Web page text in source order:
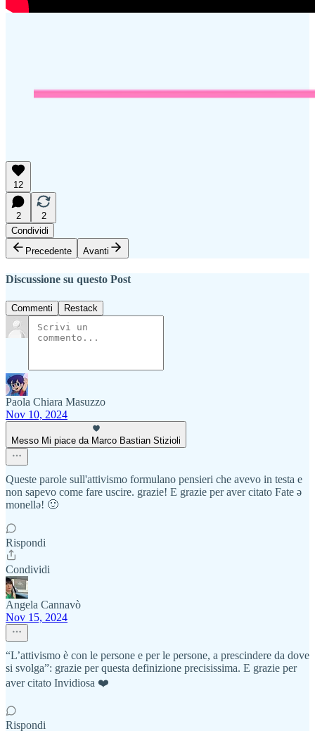
12
2
2
Condividi
Precedente
Avanti
Discussione su questo Post
Commenti Restack
Paola Chiara Masuzzo
Nov 10, 2024
Messo Mi piace da Marco Bastian Stizioli
Queste parole sull'attivismo formulano pensieri che avevo in testa e
non sapevo come fare uscire. grazie! E grazie per aver citato Fate ǝ
monellǝ! 🙂
Rispondi
Condividi
Angela Cannavò
Nov 15, 2024
“L’attivismo è con le persone e per le persone, a prescindere da dove
si svolga”: grazie per questa definizione precisissima. E grazie per
aver citato Invidiosa ❤️
Rispondi